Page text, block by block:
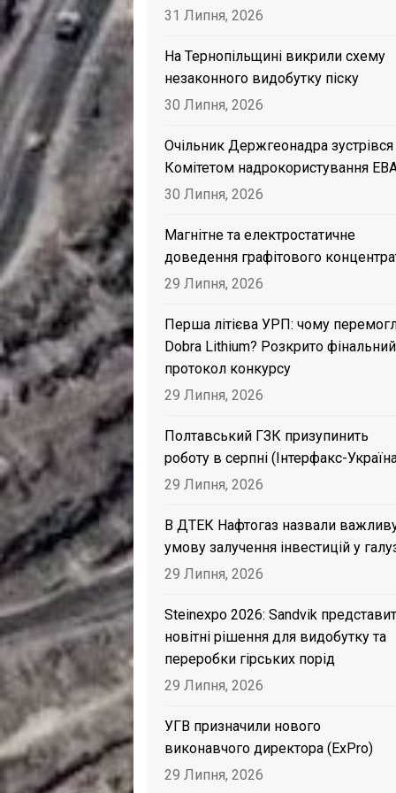
31 Липня, 2026
На Тернопільщині викрили схему
незаконного видобутку піску
30 Липня, 2026
Очільник Держгеонадра зустрівся
Комітетом надрокористування
30 Липня, 2026
Магнітне та електростатичне
доведення графітового
29 Липня, 2026
Перша літієва УРП: чому
Dobra Lithium? Розкрито фінальний
протокол конкурсу
29 Липня, 2026
Полтавський ГЗК призупинить
роботу в серпні (Інтерфакс-
29 Липня, 2026
В ДТЕК Нафтогаз назвали
умову залучення інвестицій у
29 Липня, 2026
Steinexpo 2026: Sandvik
новітні рішення для видобутку та
переробки гірських порід
29 Липня, 2026
УГВ призначили нового
виконавчого директора (ExPro)
29 Липня, 2026